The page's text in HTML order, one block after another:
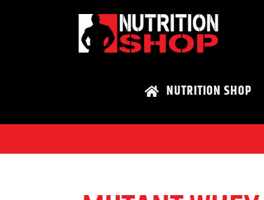
NUTRITION SHOP